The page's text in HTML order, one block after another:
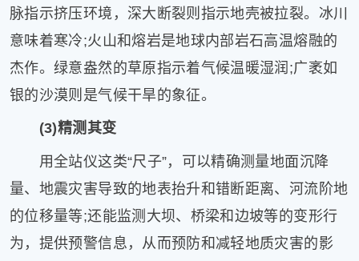
脉指示挤压环境，深大断裂则指示地壳被拉裂。冰川
意味着寒冷;火山和熔岩是地球内部岩石高温熔融的
杰作。绿意盎然的草原指示着气候温暖湿润;广袤如
银的沙漠则是气候干旱的象征。
(3)精测其变
用全站仪这类“尺子”，可以精确测量地面沉降
量、地震灾害导致的地表抬升和错断距离、河流阶地
的位移量等;还能监测大坝、桥梁和边坡等的变形行
为，提供预警信息，从而预防和减轻地质灾害的影